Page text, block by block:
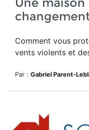
Comment vous
vents violents et
Par : Gabriel Parent-